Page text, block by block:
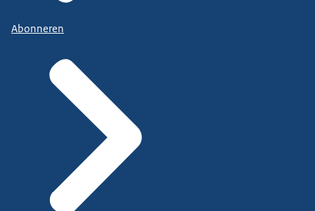
Abonneren